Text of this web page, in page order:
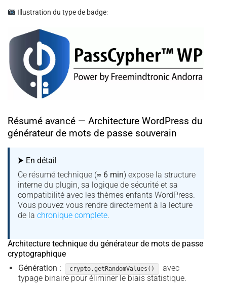
Illustration du type de badge:
Résumé avancé — Architecture WordPress du
générateur de mots de passe souverain
⮞ En détail
Ce résumé technique (≈ 6 min) expose la structure
interne du plugin, sa logique de sécurité et sa
compatibilité avec les thèmes enfants WordPress.
Vous pouvez vous rendre directement à la lecture
de la chronique complete.
Architecture technique du générateur de mots de passe
cryptographique
Génération :
crypto.getRandomValues()
avec
typage binaire pour éliminer le biais statistique.